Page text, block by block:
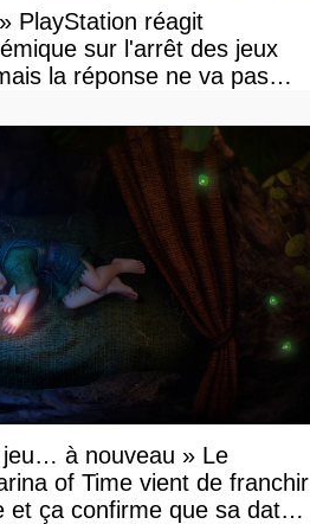
PlayStation réagit
sur l'arrêt des jeux
la réponse ne va pas
à nouveau » Le
of Time vient de franchir
et ça confirme que sa date